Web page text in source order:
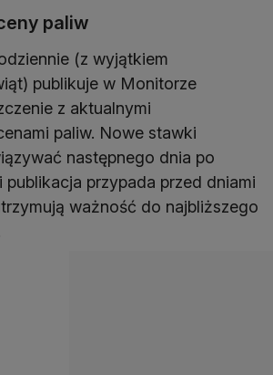
paliw
(z wyjątkiem
publikuje w Monitorze
z aktualnymi
paliw. Nowe stawki
następnego dnia po
publikacja przypada przed dniami
ważność do najbliższego